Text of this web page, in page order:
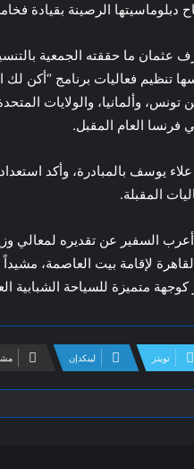
دبلوماسيتها الرصينة بقيادة
ما حققته الجمعية
تنظيم فعاليات برنامج
وألمانيا، والولايات
فرنسا العام المقبل.
يوسف بالمبادرة، وأكد
المقبلة.
أعرب السفير عن تقديره لمعالي
لإقامة بيت العاصمة،
متميزة للسياحة الشبابية
تويتر لينكدإن